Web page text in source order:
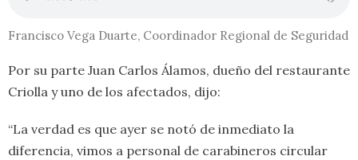
Francisco Vega Duarte, Coordinador Regional de Seguridad
Por su parte Juan Carlos Álamos, dueño del restaurante
Criolla y uno de los afectados, dijo:
“La verdad es que ayer se notó de inmediato la
diferencia, vimos a personal de carabineros circular